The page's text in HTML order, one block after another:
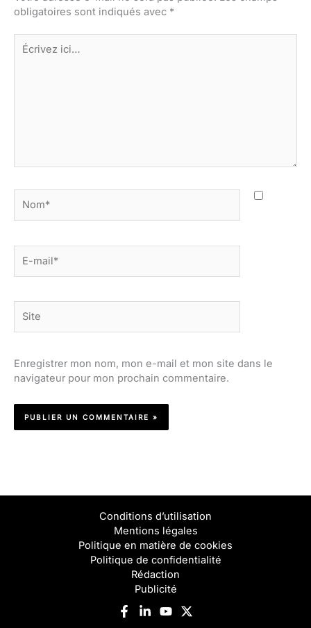
obligatoires sont indiqués avec *
Écrivez
ici…
mail*
Enregistrer mon nom, mon e-mail et mon site dans le
navigateur pour mon prochain commentaire.
Conditions d’utilisation
Mentions légales
Politique en matière de cookies
Politique de confidentialité
Rédaction
Publicité